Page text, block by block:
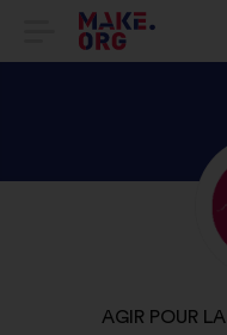
IDI
NAZIV
AGIR POUR